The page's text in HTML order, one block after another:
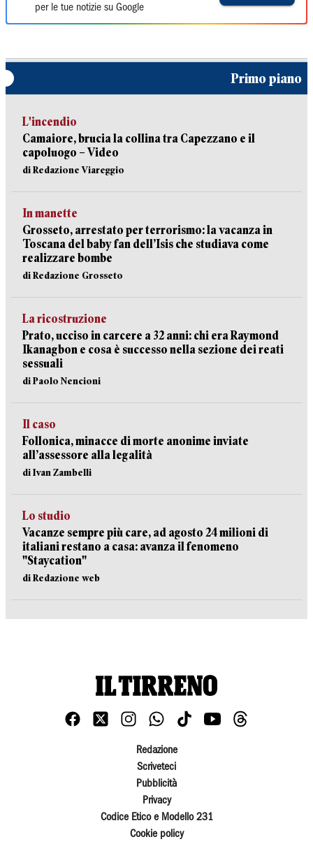
per le tue notizie su Google
Primo piano
L'incendio
Camaiore, brucia la collina tra Capezzano e il
capoluogo – Video
di Redazione Viareggio
In manette
Grosseto, arrestato per terrorismo: la vacanza in
Toscana del baby fan dell’Isis che studiava come
realizzare bombe
di Redazione Grosseto
La ricostruzione
Prato, ucciso in carcere a 32 anni: chi era Raymond
Ikanagbon e cosa è successo nella sezione dei reati
sessuali
di Paolo Nencioni
Il caso
Follonica, minacce di morte anonime inviate
all’assessore alla legalità
di Ivan Zambelli
Lo studio
Vacanze sempre più care, ad agosto 24 milioni di
italiani restano a casa: avanza il fenomeno
"Staycation"
di Redazione web
Redazione
Scriveteci
Pubblicità
Privacy
Codice Etico e Modello 231
Cookie policy